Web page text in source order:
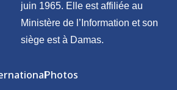
juin 1965. Elle est affiliée au
Ministère de l’Information et son
siège est à Damas.
Photos